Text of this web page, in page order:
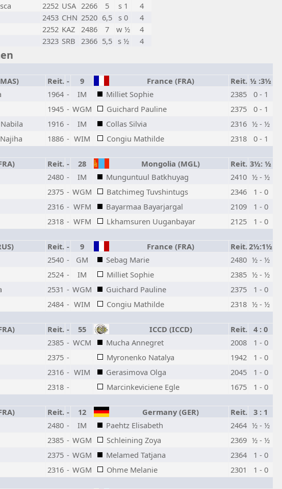
2252 USA 2266 5 s 1
4
2453 CHN 2520 6,5 s 0
4
2252 KAZ 2486 7 w ½
4
2323 SRB 2366 5,5 s ½ 4
Reit. - 9 France (FRA) Reit. ½ :3½
1964 - IM Milliet Sophie 2385
0 - 1
1945 - WGM Guichard Pauline 2375
0 - 1
1916 - IM Collas Silvia 2316 ½ - ½
1886 - WIM Congiu Mathilde 2318
0 - 1
Reit. - 28 Mongolia (MGL) Reit. 3½: ½
2480 - IM Munguntuul Batkhuyag 2410 ½ - ½
2375 - WGM Batchimeg Tuvshintugs 2346
1 - 0
2316 - WFM Bayarmaa Bayarjargal 2109
1 - 0
2318 - WFM Lkhamsuren Uuganbayar 2125
1 - 0
Reit. - 9 France (FRA) Reit.2½:1½
2540 - GM Sebag Marie 2480 ½ - ½
2524 - IM Milliet Sophie 2385 ½ - ½
2531 - WGM Guichard Pauline 2375
1 - 0
2484 - WIM Congiu Mathilde 2318 ½ - ½
Reit. - 55 ICCD (ICCD) Reit. 4 : 0
2385 - WCM Mucha Annegret 2008
1 - 0
2375 - Myronenko Natalya 1942
1 - 0
2316 - WIM Gerasimova Olga 2045
1 - 0
2318 - Marcinkeviciene Egle 1675
1 - 0
Reit. - 12 Germany (GER) Reit. 3 : 1
2480 - IM Paehtz Elisabeth 2464 ½ - ½
2385 - WGM Schleining Zoya 2369 ½ - ½
2375 - WGM Melamed Tatjana 2364
1 - 0
2316 - WGM Ohme Melanie 2301
1 - 0